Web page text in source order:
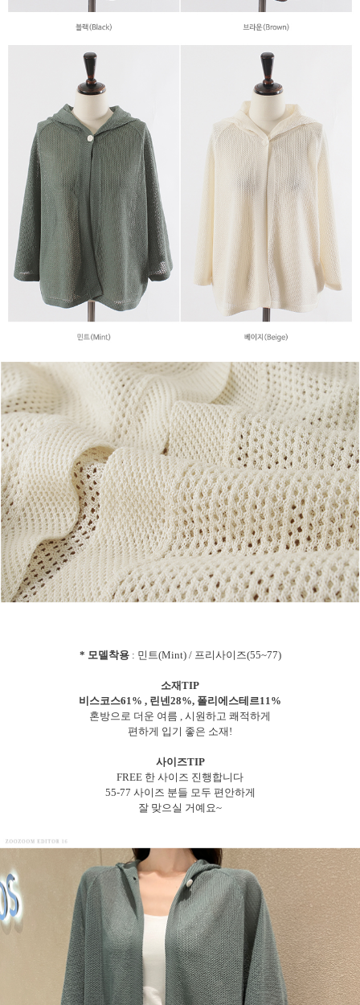
* 모델착용: 민트(Mint) / 프리사이즈(55~77)
소재TIP
비스코스61% , 린넨28%, 폴리에스테르11%
혼방으로 더운 여름 , 시원하고 쾌적하게
편하게 입기 좋은 소재!
사이즈TIP
FREE 한 사이즈 진행합니다
55-77 사이즈 분들 모두 편안하게
잘 맞으실 거예요~